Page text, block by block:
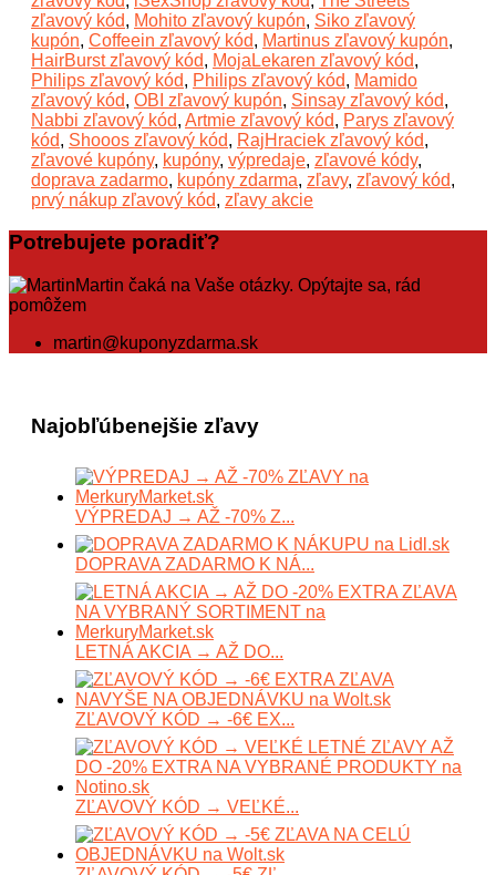
zľavový kód, Mohito zľavový kupón, Siko zľavový
kupón, Coffeein zľavový kód, Martinus zľavový kupón,
HairBurst zľavový kód, MojaLekaren zľavový kód,
Philips zľavový kód, Philips zľavový kód, Mamido
zľavový kód, OBI zľavový kupón, Sinsay zľavový kód,
Nabbi zľavový kód, Artmie zľavový kód, Parys zľavový
kód, Shooos zľavový kód, RajHraciek zľavový kód,
zľavové kupóny, kupóny, výpredaje, zľavové kódy,
doprava zadarmo, kupóny zdarma, zľavy, zľavový kód,
prvý nákup zľavový kód, zľavy akcie
Potrebujete poradiť?
Martin čaká na Vaše otázky. Opýtajte sa, rád
pomôžem
martin@kuponyzdarma.sk
Najobľúbenejšie zľavy
VÝPREDAJ → AŽ -70% Z...
DOPRAVA ZADARMO K NÁ...
LETNÁ AKCIA → AŽ DO...
ZĽAVOVÝ KÓD → -6€ EX...
ZĽAVOVÝ KÓD → VEĽKÉ...